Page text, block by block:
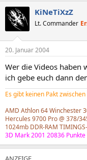
KiNeTiXzZ
Lt. Commander
20. Januar 2004
Wer die Videos haben
ich gebe euch dann
Es gibt keinen Pakt
AMD Athlon 64 Winchester
Hercules 9700 Pro @ 378/
1024mb DDR-RAM
3D Mark 2001 20836 Punkte